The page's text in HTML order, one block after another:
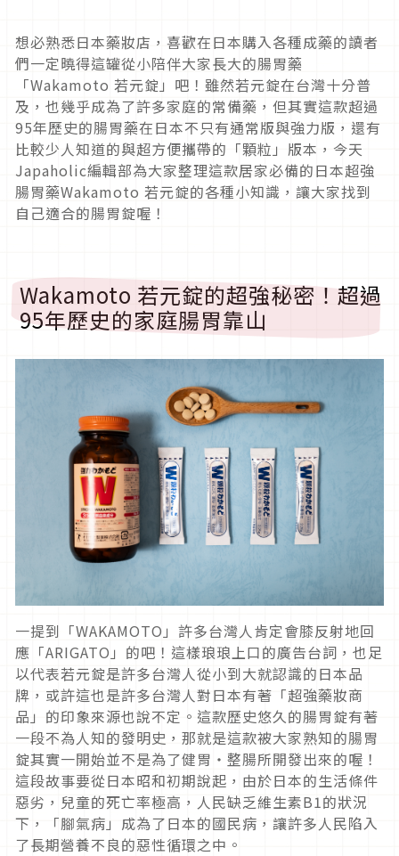
想必熟悉日本藥妝店，喜歡在日本購入各種成藥的讀者
們一定曉得這罐從小陪伴大家長大的腸胃藥
「Wakamoto 若元錠」吧！雖然若元錠在台灣十分普
及，也幾乎成為了許多家庭的常備藥，但其實這款超過
95年歷史的腸胃藥在日本不只有通常版與強力版，還有
比較少人知道的與超方便攜帶的「顆粒」版本，今天
Japaholic編輯部為大家整理這款居家必備的日本超強
腸胃藥Wakamoto 若元錠的各種小知識，讓大家找到
自己適合的腸胃錠喔！
Wakamoto 若元錠的超強秘密！超過
95年歷史的家庭腸胃靠山
一提到「WAKAMOTO」許多台灣人肯定會膝反射地回
應「ARIGATO」的吧！這樣琅琅上口的廣告台詞，也足
以代表若元錠是許多台灣人從小到大就認識的日本品
牌，或許這也是許多台灣人對日本有著「超強藥妝商
品」的印象來源也說不定。這款歷史悠久的腸胃錠有著
一段不為人知的發明史，那就是這款被大家熟知的腸胃
錠其實一開始並不是為了健胃・整腸所開發出來的喔！
這段故事要從日本昭和初期說起，由於日本的生活條件
惡劣，兒童的死亡率極高，人民缺乏維生素B1的狀況
下，「腳氣病」成為了日本的國民病，讓許多人民陷入
了長期營養不良的惡性循環之中。